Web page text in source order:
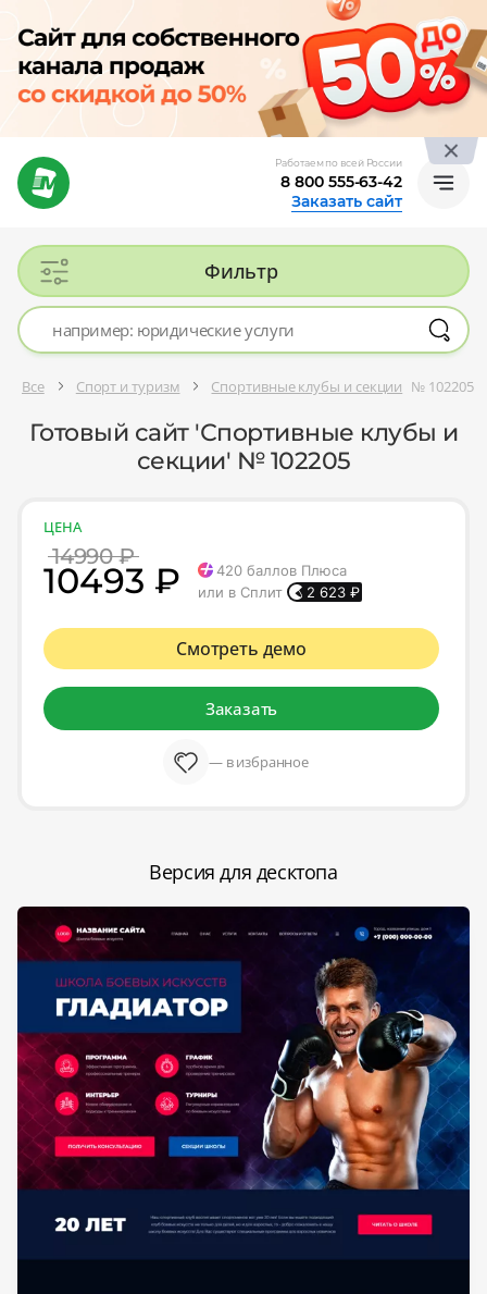
Работаем по всей России
8 800 555-63-42
Заказать сайт
Фильтр
Все Спорт и туризм Спортивные клубы и секции № 102205
Готовый сайт 'Спортивные клубы и
секции' № 102205
ЦЕНА
14990 ₽
10493 ₽ 420 баллов Плюса
или в Сплит
2 623 ₽
Смотреть демо
Заказать
— в избранное
Версия для десктопа